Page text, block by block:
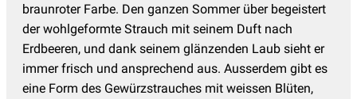
braunroter Farbe. Den ganzen Sommer über begeistert
der wohlgeformte Strauch mit seinem Duft nach
Erdbeeren, und dank seinem glänzenden Laub sieht er
immer frisch und ansprechend aus. Ausserdem gibt es
eine Form des Gewürzstrauches mit weissen Blüten,